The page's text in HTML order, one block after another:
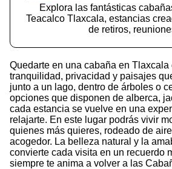
Explora las fantásticas
Teacalco Tlaxcala, estancias
de retiros,
Quedarte en una cabaña en Tlaxcala
tranquilidad, privacidad y paisajes
junto a un lago, dentro de árboles o
opciones que disponen de alberca,
cada estancia se vuelve en una
relajarte. En este lugar podrás vivir
quienes más quieres, rodeado de
acogedor. La belleza natural y la
convierte cada visita en un recuerdo
siempre te anima a volver a las